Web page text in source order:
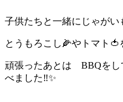
子供たちと一緒にじゃがい
とうもろこし🌽やトマト🍅
頑張ったあとは BBQを
べました‼️✨